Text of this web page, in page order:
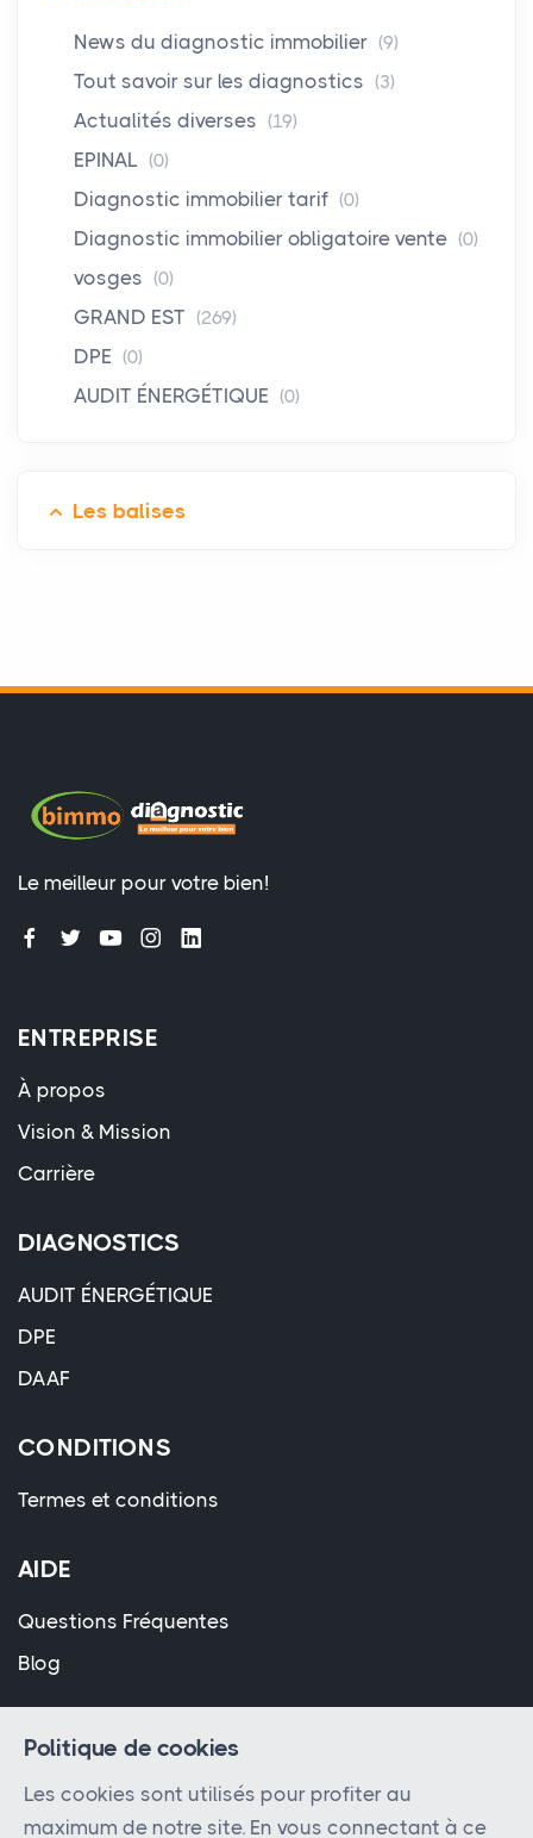
News du diagnostic immobilier (9)
Tout savoir sur les diagnostics (3)
Actualités diverses (19)
EPINAL (0)
Diagnostic immobilier tarif (0)
Diagnostic immobilier obligatoire vente (0)
vosges (0)
GRAND EST (269)
DPE (0)
AUDIT ÉNERGÉTIQUE (0)
Les balises
Le meilleur pour votre bien!
ENTREPRISE
À propos
Vision & Mission
Carrière
DIAGNOSTICS
AUDIT ÉNERGÉTIQUE
DPE
DAAF
CONDITIONS
Termes et conditions
AIDE
Questions Fréquentes
Blog
Politique de cookies
Les cookies sont utilisés pour profiter au
maximum de notre site. En vous connectant à ce